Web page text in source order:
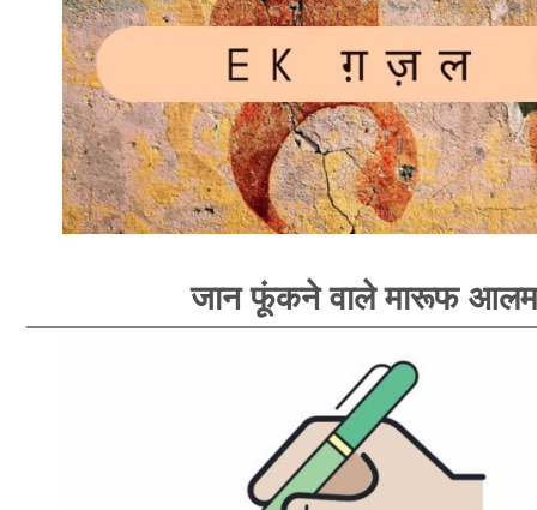
जान फूंकने वाले मारूफ आलम